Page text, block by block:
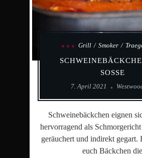
Grill Smoker
SOSSE
7. April 2021
Schweinebäckchen eignen
hervorragend als
geräuchert und indirekt gegart.
euch Bäckchen die